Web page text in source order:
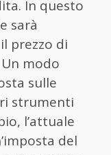
In questo
sarà
prezzo di
modo
sulle
strumenti
l’attuale
del